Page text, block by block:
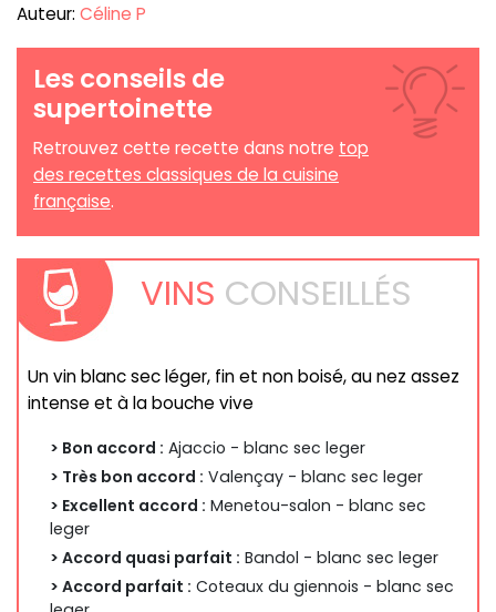
Auteur: Céline P
Les conseils de
supertoinette
Retrouvez cette recette dans notre top
des recettes classiques de la cuisine
française.
VINS CONSEILLÉS
Un vin blanc sec léger, fin et non boisé, au nez assez
intense et à la bouche vive
> Bon accord : Ajaccio - blanc sec leger
> Très bon accord : Valençay - blanc sec leger
> Excellent accord : Menetou-salon - blanc sec
leger
> Accord quasi parfait : Bandol - blanc sec leger
> Accord parfait : Coteaux du giennois - blanc sec